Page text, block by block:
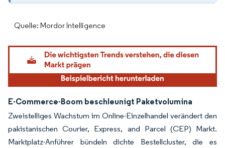
Quelle: Mordor Intelligence
E-Commerce-Boom beschleunigt Paketvolumina
Zweistelliges Wachstum im Online-Einzelhandel verändert den
pakistanischen Courier, Express, and Parcel (CEP) Markt.
Marktplatz-Anführer bündeln dichte Bestellcluster, die es